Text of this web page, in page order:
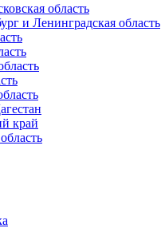
область
и Ленинградская область
край